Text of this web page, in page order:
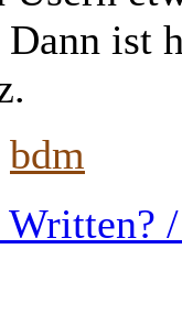
ist
bdm